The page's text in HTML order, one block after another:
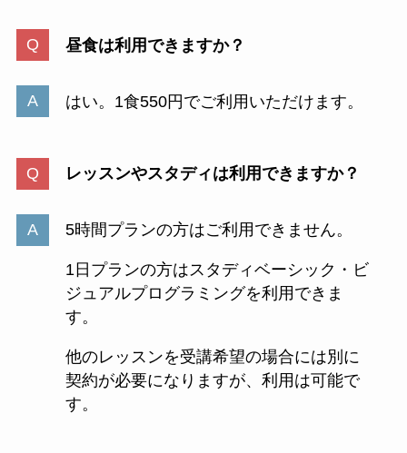
昼食は利用できますか？
はい。1食550円でご利用いただけます。
レッスンやスタディは利用できますか？
5時間プランの方はご利用できません。
1日プランの方はスタディベーシック・ビ
ジュアルプログラミングを利用できま
す。
他のレッスンを受講希望の場合には別に
契約が必要になりますが、利用は可能で
す。